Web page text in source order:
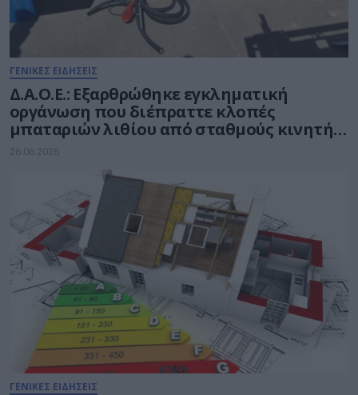
ΓΕΝΙΚΕΣ ΕΙΔΗΣΕΙΣ
Δ.Α.Ο.Ε.: Εξαρθρώθηκε εγκληματική
οργάνωση που διέπραττε κλοπές
μπαταριών λιθίου από σταθμούς κινητής
τηλεφωνίας
26.06.2026
ΓΕΝΙΚΕΣ ΕΙΔΗΣΕΙΣ